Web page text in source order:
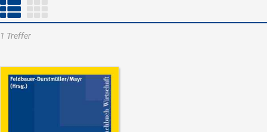
1 Treffer